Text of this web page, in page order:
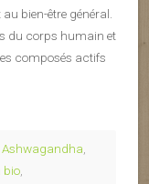
bien-être général.
du corps humain et
composés actifs
Ashwagandha
bio